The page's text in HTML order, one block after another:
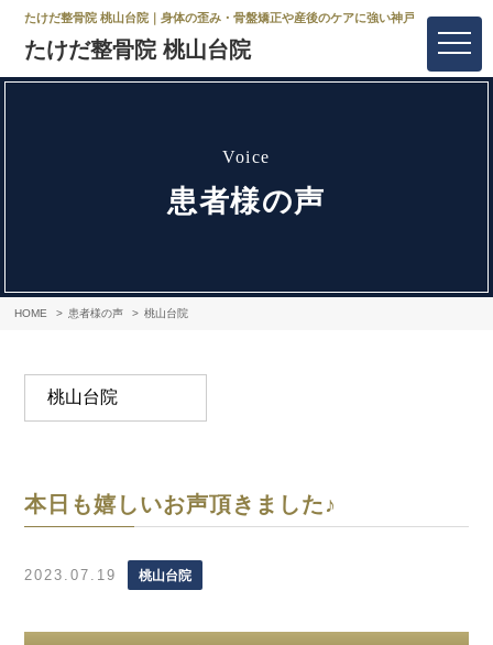
たけだ整骨院 桃山台院｜身体の歪み・骨盤矯正や産後のケアに強い神戸市垂水区の整
たけだ整骨院 桃山台院
voice
患者様の声
HOME 患者様の声 桃山台院
本日も嬉しいお声頂きました♪
2023.07.19 桃山台院